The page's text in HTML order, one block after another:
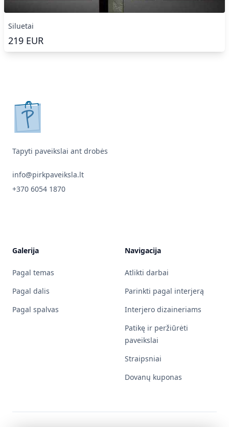
Siluetai
219 EUR
pirkpaveiksla.lt
Tapyti paveikslai ant drobės
info@pirkpaveiksla.lt
+370 6054 1870
Galerija
Pagal temas
Pagal dalis
Pagal spalvas
Navigacija
Atlikti darbai
Parinkti pagal interjerą
Interjero dizaineriams
Patikę ir peržiūrėti
paveikslai
Straipsniai
Dovanų kuponas